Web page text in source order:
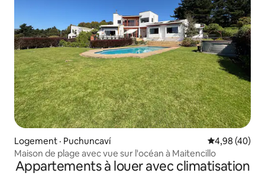
Logement · Puchuncaví Note
4,98 (40)
Maison de plage avec vue sur l'océan à Maitencillo
Appartements à louer avec climatisation